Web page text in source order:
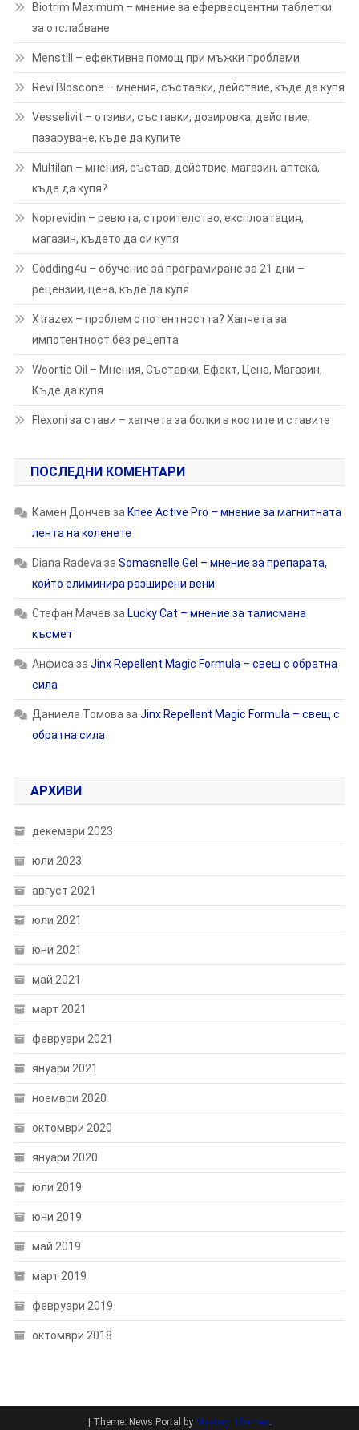
Biotrim Maximum – мнение за ефервесцентни таблетки
за отслабване
Menstill – ефективна помощ при мъжки проблеми
Revi Bloscone – мнения, съставки, действие, къде да купя
Vesselivit – отзиви, съставки, дозировка, действие,
пазаруване, къде да купите
Multilan – мнения, състав, действие, магазин, аптека,
къде да купя?
Noprevidin – ревюта, строителство, експлоатация,
магазин, където да си купя
Codding4u – обучение за програмиране за 21 дни –
рецензии, цена, къде да купя
Xtrazex – проблем с потентността? Хапчета за
импотентност без рецепта
Woortie Oil – Мнения, Съставки, Ефект, Цена, Магазин,
Къде да купя
Flexoni за стави – хапчета за болки в костите и ставите
ПОСЛЕДНИ КОМЕНТАРИ
Камен Дончев за Knee Active Pro – мнение за магнитната
лента на коленете
Diana Radeva за Somasnelle Gel – мнение за препарата,
който елиминира разширени вени
Стефан Мачев за Lucky Cat – мнение за талисмана
късмет
Анфиса за Jinx Repellent Magic Formula – свещ с обратна
сила
Даниела Томова за Jinx Repellent Magic Formula – свещ с
обратна сила
АРХИВИ
декември 2023
юли 2023
август 2021
юли 2021
юни 2021
май 2021
март 2021
февруари 2021
януари 2021
ноември 2020
октомври 2020
януари 2020
юли 2019
юни 2019
май 2019
март 2019
февруари 2019
октомври 2018
Theme: News Portal by Mystery Themes.